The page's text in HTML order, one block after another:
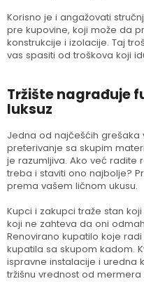
Korisno je i angažovati
pre kupovine, koji može da
konstrukcije i izolacije. Taj
vas spasiti od troškova koji
Tržište nagrađuje
luksuz
Jedna od najčešćih grešaka
preterivanje sa skupim
je razumljiva. Ako već radite
treba i staviti ono najbolje?
prema vašem ličnom ukusu.
Kupci i zakupci traže stan
koji ne zahteva da oni
Renovirano kupatilo koje
kupatila sa skupom kadom.
ispravne instalacije i uredna
tržišnu vrednost od